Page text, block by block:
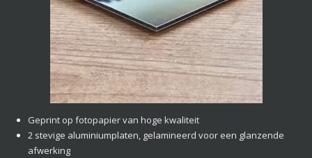
Geprint op fotopapier van hoge kwaliteit
2 stevige aluminiumplaten, gelamineerd voor een glanzende
afwerking